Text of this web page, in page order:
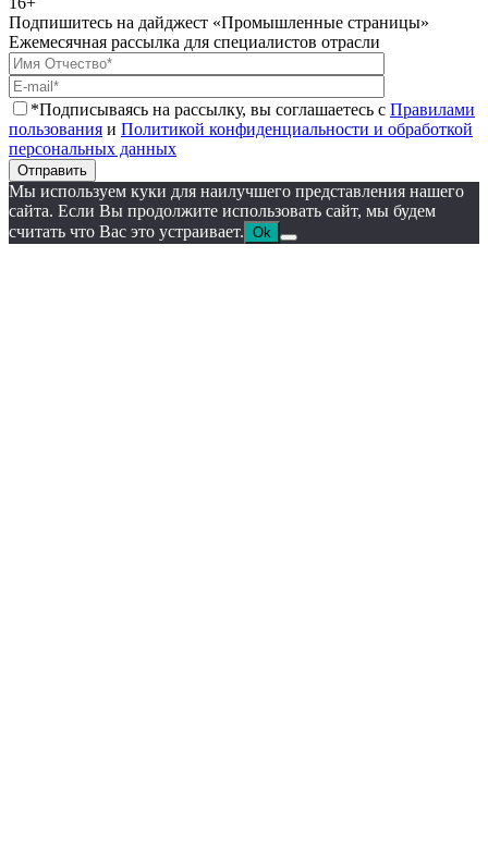
Подпишитесь на дайджест «Промышленные страницы»
Ежемесячная рассылка для специалистов отрасли
*Подписываясь на рассылку, вы соглашаетесь с Правилами
пользования и Политикой конфиденциальности и обработкой
персональных данных
Отправить
Мы используем куки для наилучшего представления нашего
сайта. Если Вы продолжите использовать сайт, мы будем
считать что Вас это устраивает. Ok